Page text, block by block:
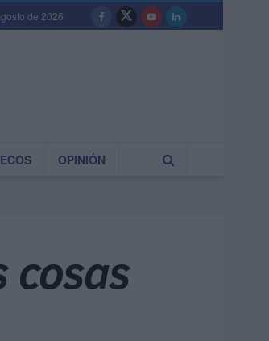
de 2026
OPINIÓN
cosas